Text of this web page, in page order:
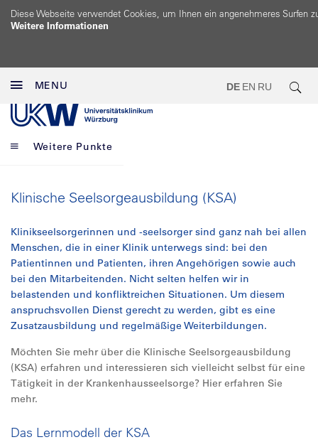
Diese Webseite verwendet Cookies, um Ihnen ein angenehmeres Surfen
Weitere Informationen
MENU DE EN RU
Weitere Punkte
Klinische Seelsorgeausbildung (KSA)
Klinikseelsorgerinnen und -seelsorger sind ganz nah bei allen
Menschen, die in einer Klinik unterwegs sind: bei den
Patientinnen und Patienten, ihren Angehörigen sowie auch
bei den Mitarbeitenden. Nicht selten helfen wir in
belastenden und konfliktreichen Situationen. Um diesem
anspruchsvollen Dienst gerecht zu werden, gibt es eine
Zusatzausbildung und regelmäßige Weiterbildungen.
Möchten Sie mehr über die Klinische Seelsorgeausbildung
(KSA) erfahren und interessieren sich vielleicht selbst für eine
Tätigkeit in der Krankenhausseelsorge? Hier erfahren Sie
mehr.
Das Lernmodell der KSA